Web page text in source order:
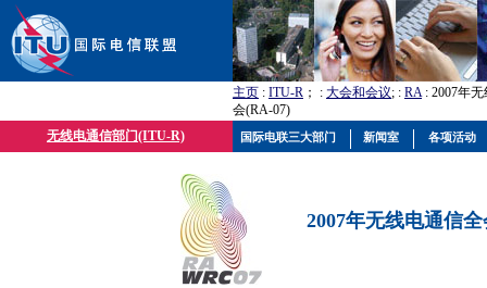
主页 : ITU-R ； : 大会和会议; : RA: 2007年
会(RA-07)
无线电通信部门(ITU-R)
2007年无线电通信
国际电联三大部门 新闻室 各项活动